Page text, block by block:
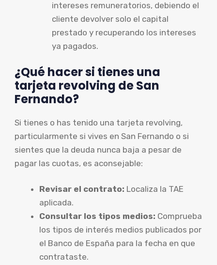
intereses remuneratorios, debiendo el
cliente devolver solo el capital
prestado y recuperando los intereses
ya pagados.
¿Qué hacer si tienes una
tarjeta revolving de San
Fernando?
Si tienes o has tenido una tarjeta revolving,
particularmente si vives en San Fernando o si
sientes que la deuda nunca baja a pesar de
pagar las cuotas, es aconsejable:
Revisar el contrato: Localiza la TAE
aplicada.
Consultar los tipos medios: Comprueba
los tipos de interés medios publicados por
el Banco de España para la fecha en que
contrataste.